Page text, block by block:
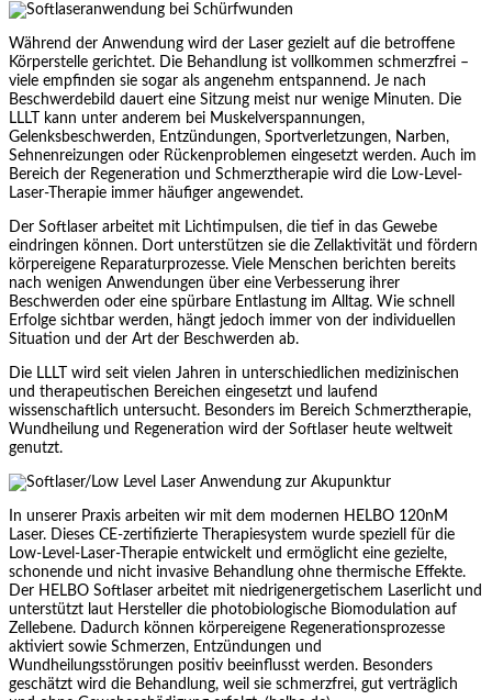
Während der Anwendung wird der Laser gezielt auf die betroffene
Körperstelle gerichtet. Die Behandlung ist vollkommen schmerzfrei –
viele empfinden sie sogar als angenehm entspannend. Je nach
Beschwerdebild dauert eine Sitzung meist nur wenige Minuten. Die
LLLT kann unter anderem bei Muskelverspannungen,
Gelenksbeschwerden, Entzündungen, Sportverletzungen, Narben,
Sehnenreizungen oder Rückenproblemen eingesetzt werden. Auch im
Bereich der Regeneration und Schmerztherapie wird die Low-Level-
Laser-Therapie immer häufiger angewendet.
Der Softlaser arbeitet mit Lichtimpulsen, die tief in das Gewebe
eindringen können. Dort unterstützen sie die Zellaktivität und fördern
körpereigene Reparaturprozesse. Viele Menschen berichten bereits
nach wenigen Anwendungen über eine Verbesserung ihrer
Beschwerden oder eine spürbare Entlastung im Alltag. Wie schnell
Erfolge sichtbar werden, hängt jedoch immer von der individuellen
Situation und der Art der Beschwerden ab.
Die LLLT wird seit vielen Jahren in unterschiedlichen medizinischen
und therapeutischen Bereichen eingesetzt und laufend
wissenschaftlich untersucht. Besonders im Bereich Schmerztherapie,
Wundheilung und Regeneration wird der Softlaser heute weltweit
genutzt.
In unserer Praxis arbeiten wir mit dem modernen HELBO 120nM
Laser. Dieses CE-zertifizierte Therapiesystem wurde speziell für die
Low-Level-Laser-Therapie entwickelt und ermöglicht eine gezielte,
schonende und nicht invasive Behandlung ohne thermische Effekte.
Der HELBO Softlaser arbeitet mit niedrigenergetischem Laserlicht und
unterstützt laut Hersteller die photobiologische Biomodulation auf
Zellebene. Dadurch können körpereigene Regenerationsprozesse
aktiviert sowie Schmerzen, Entzündungen und
Wundheilungsstörungen positiv beeinflusst werden. Besonders
geschätzt wird die Behandlung, weil sie schmerzfrei, gut verträglich